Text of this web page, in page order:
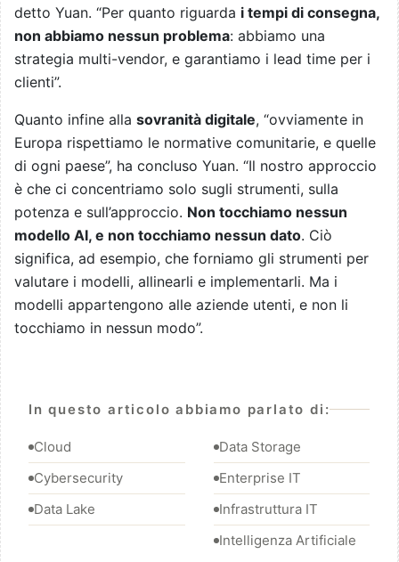
detto Yuan. “Per quanto riguarda i tempi di consegna,
non abbiamo nessun problema: abbiamo una
strategia multi-vendor, e garantiamo i lead time per i
clienti”.
Quanto infine alla sovranità digitale, “ovviamente in
Europa rispettiamo le normative comunitarie, e quelle
di ogni paese”, ha concluso Yuan. “Il nostro approccio
è che ci concentriamo solo sugli strumenti, sulla
potenza e sull’approccio. Non tocchiamo nessun
modello AI, e non tocchiamo nessun dato. Ciò
significa, ad esempio, che forniamo gli strumenti per
valutare i modelli, allinearli e implementarli. Ma i
modelli appartengono alle aziende utenti, e non li
tocchiamo in nessun modo”.
In questo articolo abbiamo parlato di:
Cloud
Cybersecurity
Data Lake
Data Storage
Enterprise IT
Infrastruttura IT
Intelligenza Artificiale